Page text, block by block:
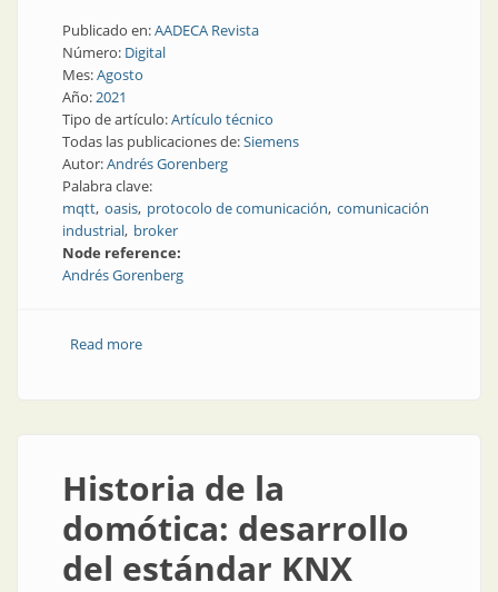
Publicado en:AADECA Revista
Número: Digital
Mes:Agosto
Año:2021
Tipo de artículo:Artículo técnico
Todas las publicaciones de:Siemens
Autor:Andrés Gorenberg
Palabra clave:
mqtt oasis protocolo de comunicación comunicación
industrial broker
Node reference:
Andrés Gorenberg
Read moreabout Breviario de MQTT
Historia de la
domótica: desarrollo
del estándar KNX